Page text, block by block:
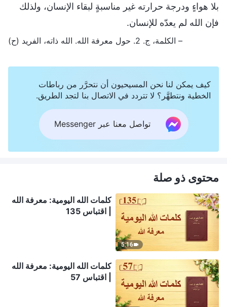
بلا هواءٍ ودرجة حرارته غير مناسبةٍ لبقاء الإنسان، ولذلك
فإن الله لم يعدّه للإنسان.
– الكلمة، ج. 2. حول معرفة الله. الله ذاته، الفريد (ح)
كيف يمكن لنا نحن المسيحيون أن نتحرَّر من رباطات
الخطية ونتطهَّر؟ لا تتردد في الاتصال بنا لتجد الطريق.
تواصل معنا عبر Messenger
محتوى ذو صلة
5:16
كلمات الله اليومية: معرفة الله
| اقتباس 135
كلمات الله اليومية: معرفة الله
| اقتباس 57